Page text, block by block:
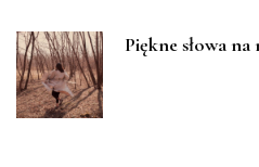
Piękne słowa